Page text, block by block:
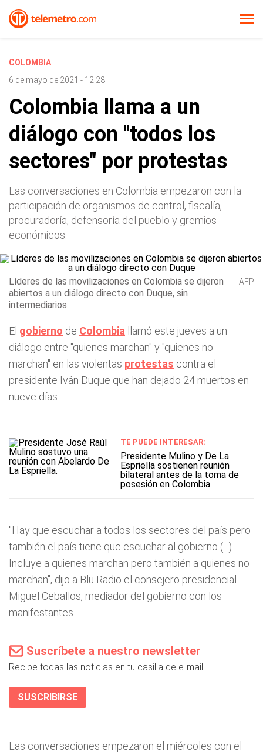
COLOMBIA
6 de mayo de 2021 - 12:28
Colombia llama a un
diálogo con "todos los
sectores" por protestas
Las conversaciones en Colombia empezaron con la
participación de organismos de control, fiscalía,
procuradoría, defensoría del pueblo y gremios
económicos.
Líderes de las movilizaciones en Colombia se dijeron
abiertos a un diálogo directo con Duque, sin
intermediarios.
AFP
El gobierno de Colombia llamó este jueves a un
diálogo entre "quienes marchan" y "quienes no
marchan" en las violentas protestas contra el
presidente Iván Duque que han dejado 24 muertos en
nueve días.
TE PUEDE INTERESAR:
Presidente Mulino y De La
Espriella sostienen reunión
bilateral antes de la toma de
posesión en Colombia
"Hay que escuchar a todos los sectores del país pero
también el país tiene que escuchar al gobierno (...)
Incluye a quienes marchan pero también a quienes no
marchan", dijo a Blu Radio el consejero presidencial
Miguel Ceballos, mediador del gobierno con los
manifestantes .
Suscríbete a nuestro newsletter
Recibe todas las noticias en tu casilla de e-mail.
SUSCRIBIRSE
Las conversaciones empezaron el miércoles con el